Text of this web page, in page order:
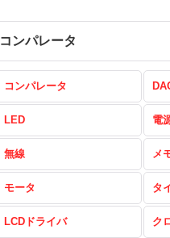
コンパレータ
コンパレータ
LED 電
無線 メ
モータ タ
LCDドライバ ク